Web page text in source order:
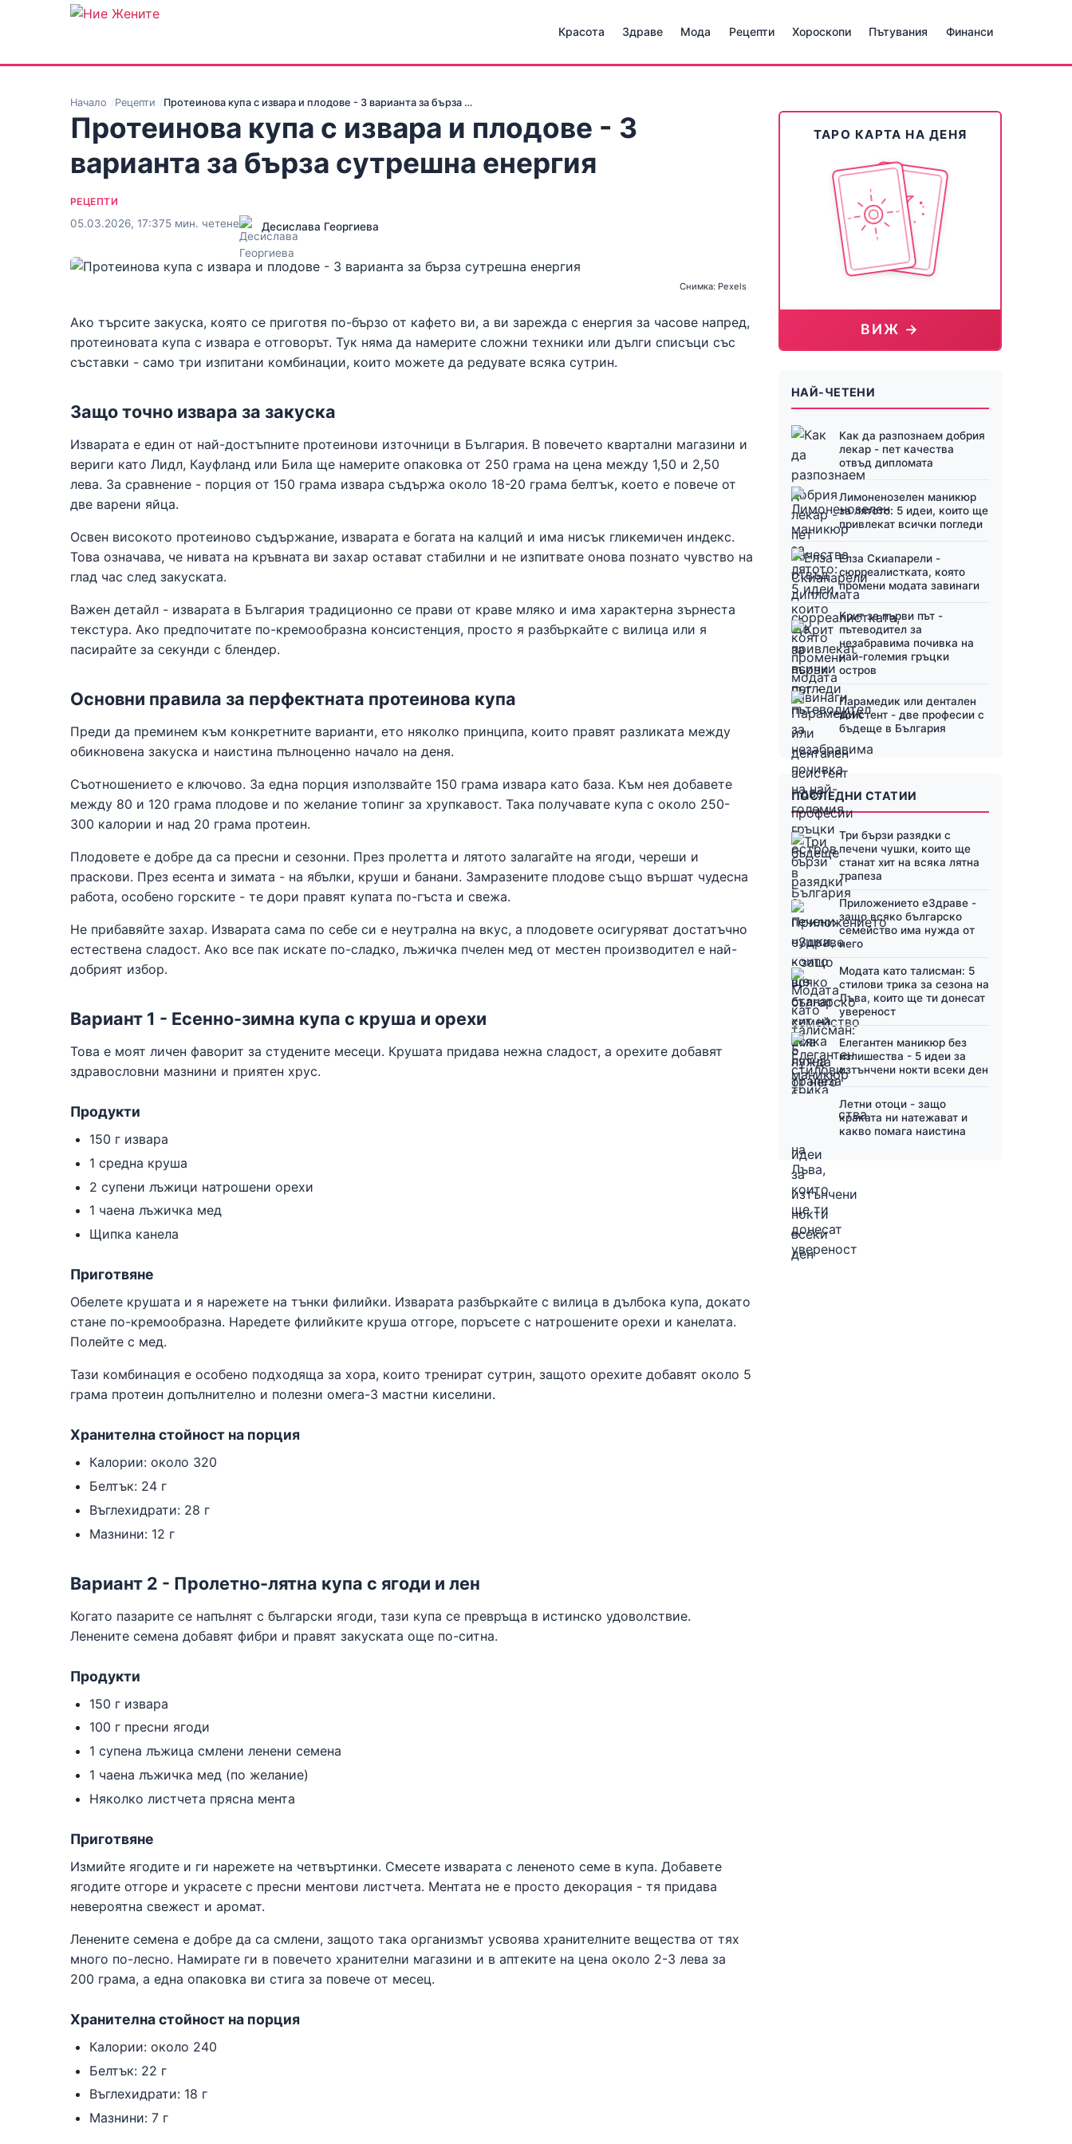
Красота Здраве Мода Рецепти Хороскопи Пътувания Финанси
Начало Рецепти Протеинова купа с извара и плодове - 3 варианта за бърза …
Протеинова купа с извара и плодове - 3
варианта за бърза сутрешна енергия
РЕЦЕПТИ
05.03.2026, 17:375 мин. четене Десислава Георгиева
Снимка: Pexels
Ако търсите закуска, която се приготвя по-бързо от кафето ви, а ви зарежда с енергия за часове напред,
протеиновата купа с извара е отговорът. Тук няма да намерите сложни техники или дълги списъци със
съставки - само три изпитани комбинации, които можете да редувате всяка сутрин.
Защо точно извара за закуска
Изварата е един от най-достъпните протеинови източници в България. В повечето квартални магазини и
вериги като Лидл, Кауфланд или Била ще намерите опаковка от 250 грама на цена между 1,50 и 2,50
лева. За сравнение - порция от 150 грама извара съдържа около 18-20 грама белтък, което е повече от
две варени яйца.
Освен високото протеиново съдържание, изварата е богата на калций и има нисък гликемичен индекс.
Това означава, че нивата на кръвната ви захар остават стабилни и не изпитвате онова познато чувство на
глад час след закуската.
Важен детайл - изварата в България традиционно се прави от краве мляко и има характерна зърнеста
текстура. Ако предпочитате по-кремообразна консистенция, просто я разбъркайте с вилица или я
пасирайте за секунди с блендер.
Основни правила за перфектната протеинова купа
Преди да преминем към конкретните варианти, ето няколко принципа, които правят разликата между
обикновена закуска и наистина пълноценно начало на деня.
Съотношението е ключово. За една порция използвайте 150 грама извара като база. Към нея добавете
между 80 и 120 грама плодове и по желание топинг за хрупкавост. Така получавате купа с около 250-
300 калории и над 20 грама протеин.
Плодовете е добре да са пресни и сезонни. През пролетта и лятото залагайте на ягоди, череши и
праскови. През есента и зимата - на ябълки, круши и банани. Замразените плодове също вършат чудесна
работа, особено горските - те дори правят купата по-гъста и свежа.
Не прибавяйте захар. Изварата сама по себе си е неутрална на вкус, а плодовете осигуряват достатъчно
естествена сладост. Ако все пак искате по-сладко, лъжичка пчелен мед от местен производител е най-
добрият избор.
Вариант 1 - Есенно-зимна купа с круша и орехи
Това е моят личен фаворит за студените месеци. Крушата придава нежна сладост, а орехите добавят
здравословни мазнини и приятен хрус.
Продукти
150 г извара
1 средна круша
2 супени лъжици натрошени орехи
1 чаена лъжичка мед
Щипка канела
Приготвяне
Обелете крушата и я нарежете на тънки филийки. Изварата разбъркайте с вилица в дълбока купа, докато
стане по-кремообразна. Наредете филийките круша отгоре, поръсете с натрошените орехи и канелата.
Полейте с мед.
Тази комбинация е особено подходяща за хора, които тренират сутрин, защото орехите добавят около 5
грама протеин допълнително и полезни омега-3 мастни киселини.
Хранителна стойност на порция
Калории: около 320
Белтък: 24 г
Въглехидрати: 28 г
Мазнини: 12 г
Вариант 2 - Пролетно-лятна купа с ягоди и лен
Когато пазарите се напълнят с български ягоди, тази купа се превръща в истинско удоволствие.
Ленените семена добавят фибри и правят закуската още по-ситна.
Продукти
150 г извара
100 г пресни ягоди
1 супена лъжица смлени ленени семена
1 чаена лъжичка мед (по желание)
Няколко листчета прясна мента
Приготвяне
Измийте ягодите и ги нарежете на четвъртинки. Смесете изварата с лененото семе в купа. Добавете
ягодите отгоре и украсете с пресни ментови листчета. Ментата не е просто декорация - тя придава
невероятна свежест и аромат.
Ленените семена е добре да са смлени, защото така организмът усвоява хранителните вещества от тях
много по-лесно. Намирате ги в повечето хранителни магазини и в аптеките на цена около 2-3 лева за
200 грама, а една опаковка ви стига за повече от месец.
Хранителна стойност на порция
Калории: около 240
Белтък: 22 г
Въглехидрати: 18 г
Мазнини: 7 г
ТАРО КАРТА НА ДЕНЯ
ВИЖ →
НАЙ-ЧЕТЕНИ
Как да разпознаем добрия
лекар - пет качества
отвъд дипломата
Лимоненозелен маникюр
за лятото: 5 идеи, които ще
привлекат всички погледи
Елза Скиапарели -
сюрреалистката, която
промени модата завинаги
Крит за първи път -
пътеводител за
незабравима почивка на
най-големия гръцки
остров
Парамедик или дентален
асистент - две професии с
бъдеще в България
ПОСЛЕДНИ СТАТИИ
Три бързи разядки с
печени чушки, които ще
станат хит на всяка лятна
трапеза
Приложението еЗдраве -
защо всяко българско
семейство има нужда от
него
Модата като талисман: 5
стилови трика за сезона на
Лъва, които ще ти донесат
увереност
Елегантен маникюр без
излишества - 5 идеи за
изтънчени нокти всеки ден
Летни отоци - защо
краката ни натежават и
какво помага наистина